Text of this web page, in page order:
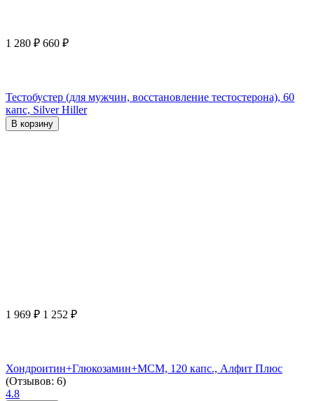
1 280 ₽ 660 ₽
Тестобустер (для мужчин, восстановление тестостерона), 60
капс, Silver Hiller
В корзину
1 969 ₽ 1 252 ₽
Хондроитин+Глюкозамин+МСМ, 120 капс., Алфит Плюс
(Отзывов: 6)
4.8